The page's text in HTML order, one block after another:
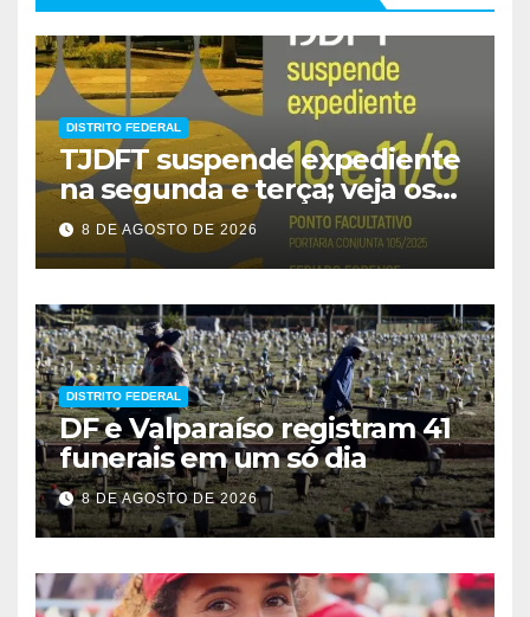
DISTRITO FEDERAL
TJDFT suspende expediente
na segunda e terça; veja os
prazos
8 DE AGOSTO DE 2026
DISTRITO FEDERAL
DF e Valparaíso registram 41
funerais em um só dia
8 DE AGOSTO DE 2026